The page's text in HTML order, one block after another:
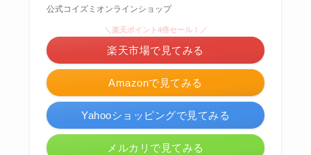
公式コイズミオンラインショップ
Amazonで見てみる
＼楽天ポイント4倍セール！／
楽天市場で見てみる
Yahooショッピングで見てみる
メルカリで見てみる